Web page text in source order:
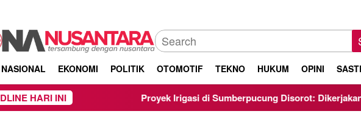
NASIONAL EKONOMI POLITIK OTOMOTIF TEKNO HUKUM OPINI
HARI INI Proyek Irigasi di Sumberpucung Disorot: Dikerjakan Asal-